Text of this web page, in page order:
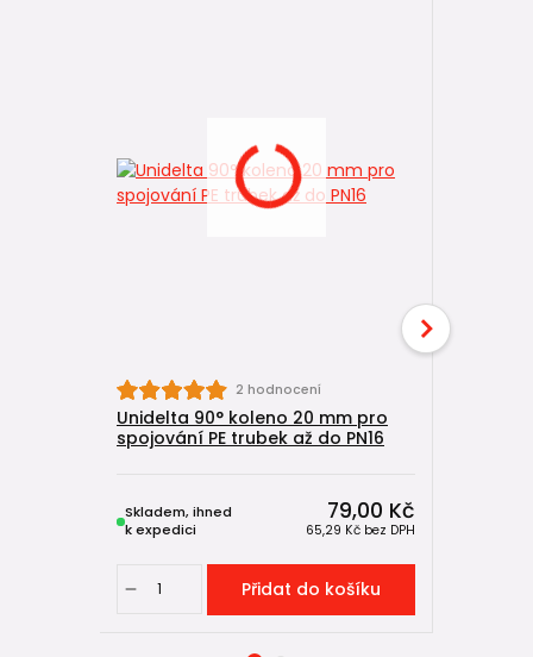
2 hodnocení
Unidelta 90° koleno 20 mm pro
spojování PE trubek až do PN16
79,00 Kč
65,29 Kč bez DPH
Skladem, ihned
k expedici
Přidat do košíku